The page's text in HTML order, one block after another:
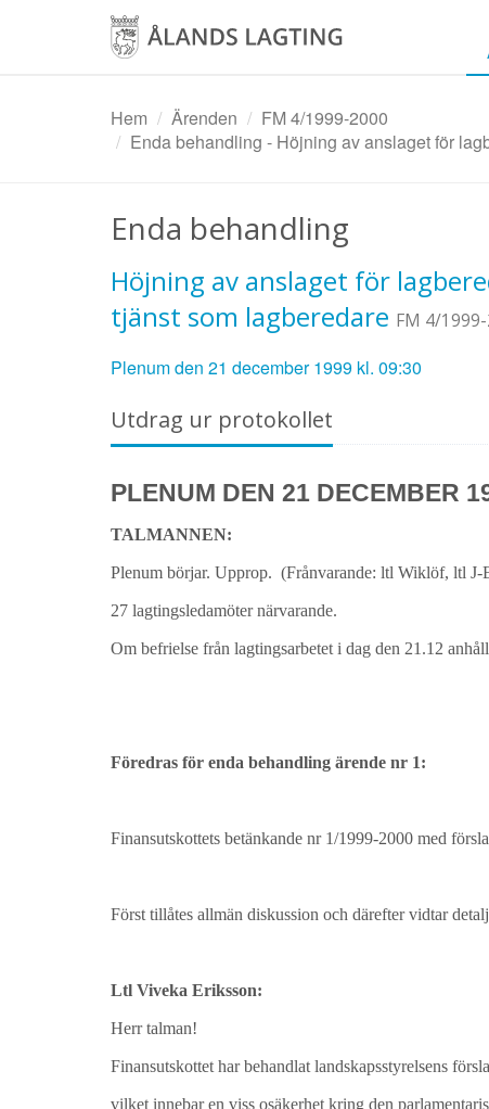
Hem Ärenden
FM 4/1999-2000
Enda behandling - Höjning av anslaget för
Enda behandling
Höjning av anslaget för
tjänst som lagberedare FM 4/
Plenum den 21 december 1999 kl. 09:30
Utdrag ur protokollet
PLENUM DEN 21 DECEMBER
TALMANNEN:
Plenum börjar. Upprop. (Frånvarande: ltl Wiklöf, ltl J-
27 lagtingsledamöter närvarande.
Om befrielse från lagtingsarbetet i dag den 21.12
Föredras för enda behandling ärende nr 1:
Finansutskottets betänkande nr 1/1999-2000 med
Först tillåtes allmän diskussion och därefter vidtar
Ltl Viveka Eriksson:
Herr talman!
Finansutskottet har behandlat landskapsstyrelsens
vilket innebar en viss osäkerhet kring den